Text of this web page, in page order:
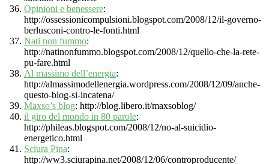
Opinioni e benessere:
http://ossessionicompulsioni.blogspot.com/2008/12/il-governo-
berlusconi-contro-le-fonti.html
Nati non fummo:
http://natinonfummo.blogspot.com/2008/12/quello-che-la-rete-
pu-fare.html
Al massimo dell’energia:
http://almassimodellenergia.wordpress.com/2008/12/09/anche-
questo-blog-si-incatena/
Maxso’s blog: http://blog.libero.it/maxsoblog/
il giro del mondo in 80 parole:
http://phileas.blogspot.com/2008/12/no-al-suicidio-
energetico.html
Sciura Pina:
http://ww3.sciurapina.net/2008/12/06/controproducente/